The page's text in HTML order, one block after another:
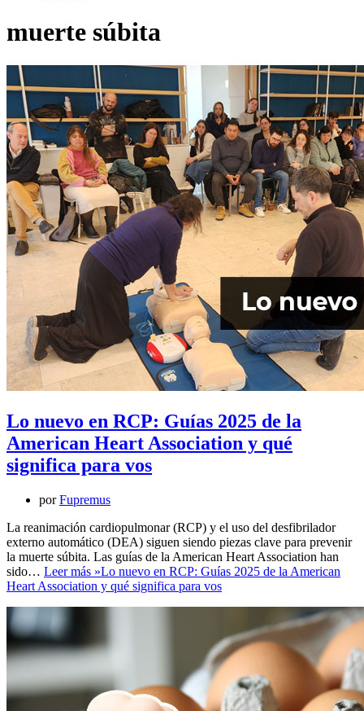
muerte súbita
Lo nuevo en RCP: Guías 2025 de la
American Heart Association y qué
significa para vos
porFupremus
La reanimación cardiopulmonar (RCP) y el uso del desfibrilador
externo automático (DEA) siguen siendo piezas clave para prevenir
la muerte súbita. Las guías de la American Heart Association han
sido… Leer más »Lo nuevo en RCP: Guías 2025 de la American
Heart Association y qué significa para vos